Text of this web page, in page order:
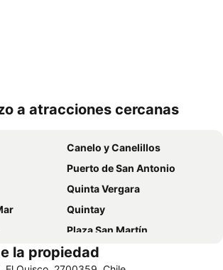
a atracciones cercanas
Canelo y Canelillos
Puerto de San Antonio
Quinta Vergara
Quintay
Plaza San Martín
Avenida Libertad
la propiedad